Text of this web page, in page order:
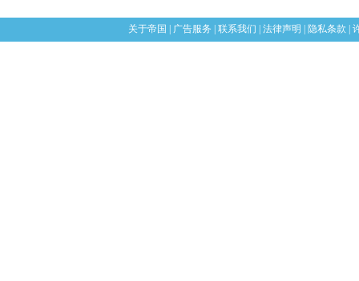
关于帝国 广告服务 联系我们 法律声明 隐私条款